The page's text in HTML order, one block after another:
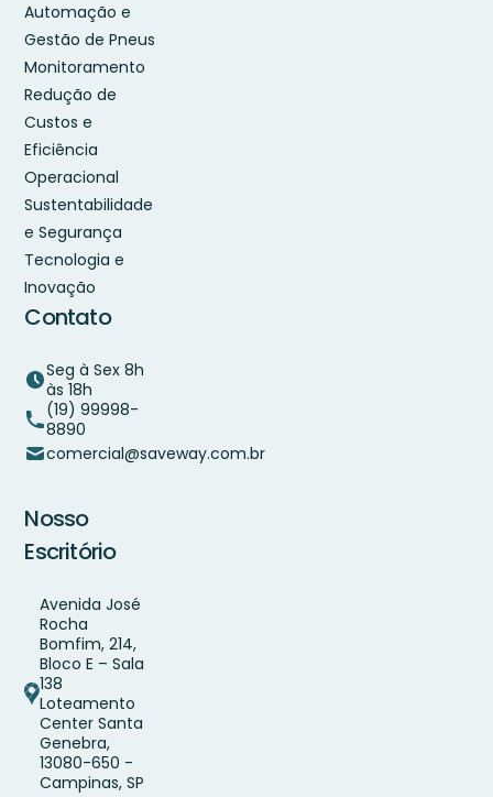
Automação e
Gestão de Pneus
Monitoramento
Redução de
Custos e
Eficiência
Operacional
Sustentabilidade
e Segurança
Tecnologia e
Inovação
Contato
Seg à Sex 8h
às 18h
(19) 99998-
8890
comercial@saveway.com.br
Nosso
Escritório
Avenida José
Rocha
Bomfim, 214,
Bloco E – Sala
138
Loteamento
Center Santa
Genebra,
13080-650 -
Campinas, SP